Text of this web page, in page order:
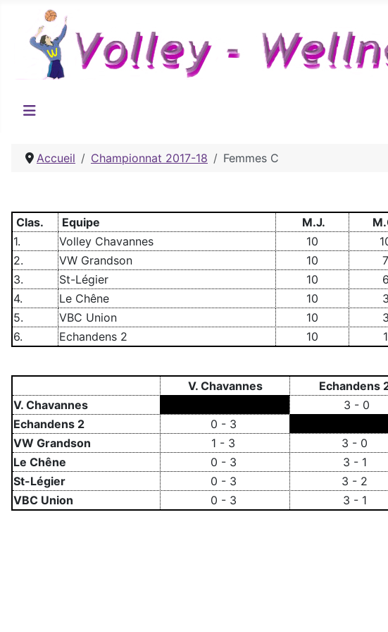
Accueil Championnat 2017-18 Femmes C
Clas. Equipe M.J.
1.
Volley Chavannes 10
2.
VW Grandson 10 7
3.
St-Légier 10 6
4.
Le Chêne 10 3
5.
VBC Union 10 3
6.
Echandens 2 10 1
V. Chavannes Echandens
V. Chavannes
3 - 0
Echandens 2
0 - 3
VW Grandson
1 - 3 3 - 0
Le Chêne
0 - 3 3 - 1
St-Légier
0 - 3 3 - 2
VBC Union
0 - 3 3 - 1